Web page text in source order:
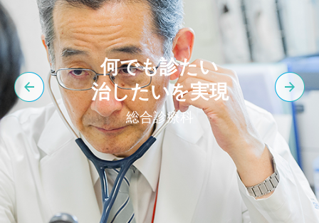
何でも診たい
治したいを実現
総合診療科